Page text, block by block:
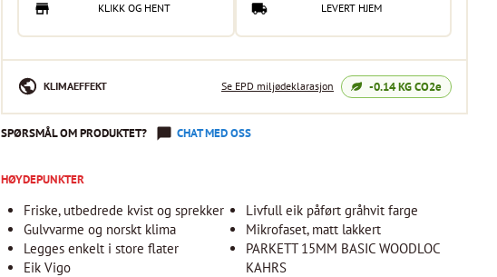
KLIKK OG HENT LEVERT HJEM
KLIMAEFFEKT Se EPD miljødeklarasjon -0.14KG CO2e
SPØRSMÅL OM PRODUKTET? CHAT MED OSS
HØYDEPUNKTER
Friske, utbedrede kvist og sprekker
Gulvvarme og norskt klima
Legges enkelt i store flater
Eik Vigo
Livfull eik påført gråhvit farge
Mikrofaset, matt lakkert
PARKETT 15MM BASIC WOODLOC
KAHRS